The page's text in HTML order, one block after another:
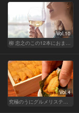
Vol.10
柳 忠之のこの12本におまかせ
Vol.4
究極のうにグルメリスティクル